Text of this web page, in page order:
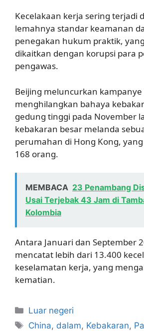
Kecelakaan kerja sering terjadi
lemahnya standar keamanan
penegakan hukum praktik,
dikaitkan dengan korupsi para
pengawas.
Beijing meluncurkan
menghilangkan bahaya
gedung tinggi pada November
kebakaran besar melanda
perumahan di Hong Kong,
168 orang.
MEMBACA 23 Penambang
Usai Terjebak 43 Jam di
Kolombia
Antara Januari dan September
mencatat lebih dari 13.400
keselamatan kerja, yang
kematian.
Kategori
Luar negeri
Tag
China, dalam, Kebakaran,